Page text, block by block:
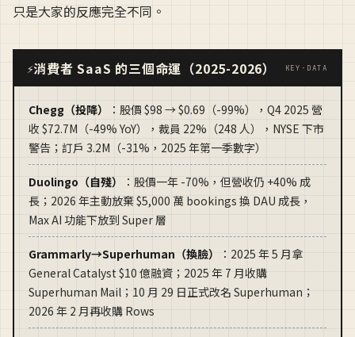
只是大家的反應完全不同。
⚡消費者 SaaS 的三個命運（2025-2026） KEY·DATA
Chegg（投降）
：股價 $98 → $0.69（-99%），Q4 2025 營
收 $72.7M（-49% YoY），裁員 22%（248 人），NYSE 下市
警告；訂戶 3.2M（-31%，2025 年第一季數字）
Duolingo（自殘）
：股價一年 -70%，但營收仍 +40% 成
長；2026 年主動放棄 $5,000 萬 bookings 換 DAU 成長，
Max AI 功能下放到 Super 層
Grammarly→Superhuman（換臉）
：2025 年 5 月拿
General Catalyst $10 億融資；2025 年 7 月收購
Superhuman Mail；10 月 29 日正式改名 Superhuman；
2026 年 2 月再收購 Rows